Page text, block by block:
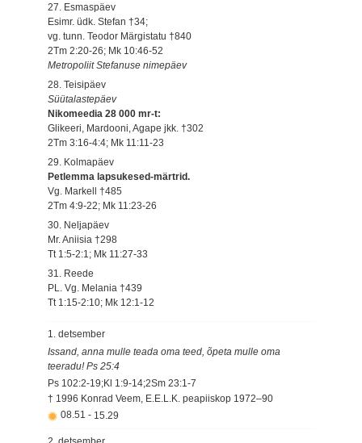
27. Esmaspäev
Esimr. üdk. Stefan †34;
vg. tunn. Teodor Märgistatu †840
2Tm 2:20-26; Mk 10:46-52
Metropoliit Stefanuse nimepäev
28. Teisipäev
Süütalastepäev
Nikomeedia 28 000 mr-t:
Glikeeri, Mardooni, Agape jkk. †302
2Tm 3:16-4:4; Mk 11:11-23
29. Kolmapäev
Petlemma lapsukesed-märtrid.
Vg. Markell †485
2Tm 4:9-22; Mk 11:23-26
30. Neljapäev
Mr. Aniisia †298
Tt 1:5-2:1; Mk 11:27-33
31. Reede
PL. Vg. Melania †439
Tt 1:15-2:10; Mk 12:1-12
1. detsember
Issand, anna mulle teada oma teed, õpeta mulle oma
teeradu! Ps 25:4
Ps 102:2-19;Kl 1:9-14;2Sm 23:1-7
† 1996 Konrad Veem, E.E.L.K. peapiiskop 1972–90
08.51 - 15.29